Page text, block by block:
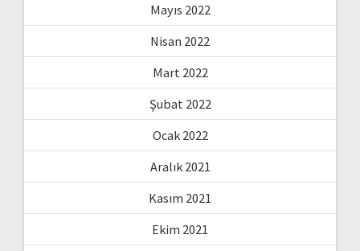
Mayıs 2022
Nisan 2022
Mart 2022
Şubat 2022
Ocak 2022
Aralık 2021
Kasım 2021
Ekim 2021